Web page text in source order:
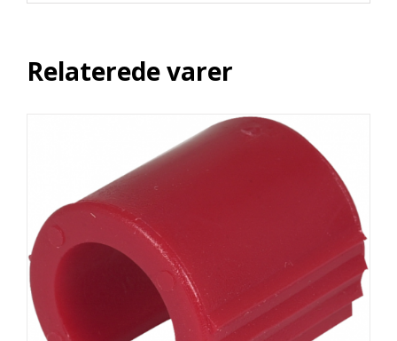
Relaterede varer